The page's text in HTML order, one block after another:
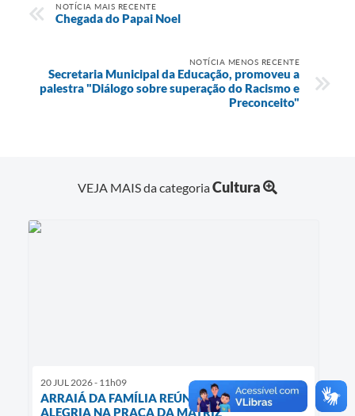
NOTÍCIA MAIS RECENTE
Chegada do Papai Noel
NOTÍCIA MENOS RECENTE
Secretaria Municipal da Educação, promoveu a
palestra "Diálogo sobre superação do Racismo e
Preconceito"
VEJA MAIS da categoriaCultura
20 JUL 2026 - 11h09
ARRAIÁ DA FAMÍLIA REÚNE TRADIÇÃO E
ALEGRIA NA PRAÇA DA MATRIZ